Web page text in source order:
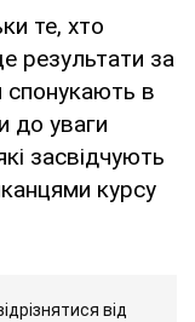
те, хто
результати за
в
до уваги
засвідчують
курсу
від